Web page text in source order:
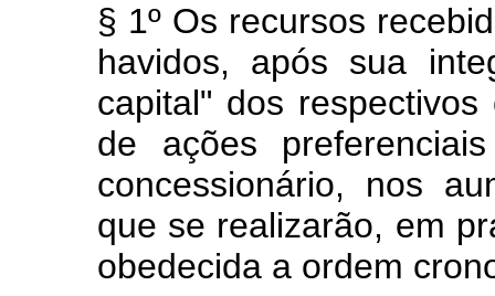
§ 1º Os recursos
havidos, após sua
capital" dos
de ações
concessionário, nos
que se realizarão, em
obedecida a ordem